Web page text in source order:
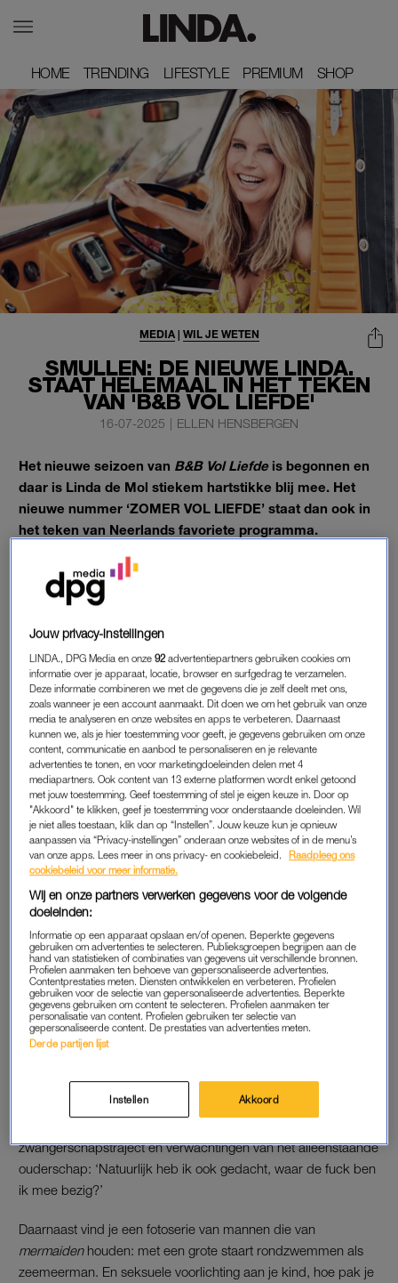
HOME
HOME TRENDING
TRENDING LIFESTYLE
LIFESTYLE PREMIUM
PREMIUM SHOP
SHOP
SMULLEN: DE NIEUWE LINDA.
STAAT HELEMAAL IN HET TEKEN
VAN 'B&B VOL LIEFDE'
MEDIA| WIL JE WETEN
16-07-2025 | ELLEN HENSBERGEN
Het nieuwe seizoen van B&B Vol Liefdeis begonnen en
daar is Linda de Mol stiekem hartstikke blij mee. Het
nieuwe nummer ‘ZOMER VOL LIEFDE’ staat dan ook in
het teken van Neerlands favoriete programma.
Bestel jouw editie via de knop hieronder en laat ‘m lekker
thuisbezorgen.
KOOP LINDA. 'ZOMER VOL LIEFDE'
B&B VOL LIEFDE
Naast het editorial waarin Linda uit de doeken doet wathaar
favorieteB&B Vol Liefdemomentenzijn, vind je vier interviews
met stellen uit het programma: Albert en Joyce, Debbie en
Paul, Joy en Dani en Astrid en Harmjan. Presentatrice Leonie
ter Braak vind je in het grote interview, en in Mooi Mens staat
deze maand Els de Roode centraal: “Ik heb 200.000 volgers,
maar de mannen waar ik op val hebben denk ik geensocials
Zomerse beelden, ontluikende liefde en een hoop ongemak,
ergernis en geklooi:
onweerstaanbare kijkcijferhit, het houdt ons ook een spiegel
voor. Journalist Laura van der Burgt duikt erin: ‘In een wereld
vol oorlog is een uurtje liefde per dag heel troostend.’
OOK TE LEZEN IN LINDA.
genoeg te lezen in de nieuwe LINDA. Het interview met actrice
Anouk Maas (38) bijvoorbeeld, die ervoor heeft gekozen om
zwangerschapstraject en verwachtingen van het alleenstaande
ouderschap: ‘Natuurlijk heb ik ook gedacht, waar de fuck ben
ik mee bezig?’
Daarnaast vind je een fotoserie van mannen die van
mermaidenhouden: met een grote staart rondzwemmen als
zeemeerman. En seksuele voorlichting aan je kind, hoe pak je
Jouw privacy-instellingen
LINDA., DPG Media en onze92 advertentiepartners gebruiken cookies om
informatie over je apparaat, locatie, browser en surfgedrag te verzamelen.
Deze informatie combineren we met de gegevens die je zelf deelt met ons,
zoals wanneer je een account aanmaakt. Dit doen we om het gebruik van onze
media te analyseren en onze websites en apps te verbeteren. Daarnaast
kunnen we, als je hier toestemming voor geeft, je gegevens gebruiken om onze
content, communicatie en aanbod te personaliseren en je relevante
advertenties te tonen, en voor marketingdoeleinden delen met 4
mediapartners. Ook content van 13 externe platformen wordt enkel getoond
met jouw toestemming. Geef toestemming of stel je eigen keuze in. Door op
"Akkoord" te klikken, geef je toestemming voor onderstaande doeleinden. Wil
je niet alles toestaan, klik dan op “Instellen”. Jouw keuze kun je opnieuw
aanpassen via “Privacy-instellingen” onderaan onze websites of in de menu’s
van onze apps. Lees meer in ons privacy- en cookiebeleid.
Raadpleeg ons
cookiebeleid voor meer informatie.
Wij en onze partners verwerken gegevens voor de volgende
doeleinden:
Informatie op een apparaat opslaan en/of openen. Beperkte gegevens
gebruiken om advertenties te selecteren. Publieksgroepen begrijpen aan de
hand van statistieken of combinaties van gegevens uit verschillende bronnen.
Profielen aanmaken ten behoeve van gepersonaliseerde advertenties.
Contentprestaties meten. Diensten ontwikkelen en verbeteren. Profielen
gebruiken voor de selectie van gepersonaliseerde advertenties. Beperkte
gegevens gebruiken om content te selecteren. Profielen aanmaken ter
personalisatie van content. Profielen gebruiken ter selectie van
gepersonaliseerde content. De prestaties van advertenties meten.
Derde partijen lijst
Instellen Akkoord